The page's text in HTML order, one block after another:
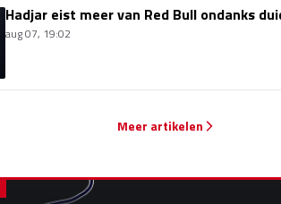
Hadjar eist meer van Red Bull ondanks
aug 07, 19:02
Meer artikelen